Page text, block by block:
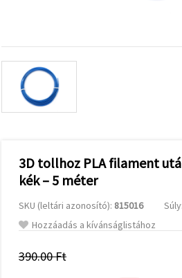
a
valamint
relevánsabb
tartalmat
hirdetéseket
analitikai és
marketingpartnereink
segítségével
Az "Összes
elfogadása"
gombra
elfogadhatja
az összes
3D tollhoz PLA filament
kék – 5 méter
SKU (leltári azonosító): 815016
Hozzáadás a kívánságlistához
390.00 Ft